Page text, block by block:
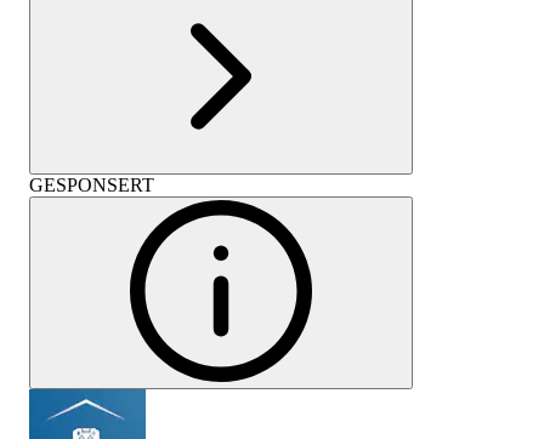
GESPONSERT